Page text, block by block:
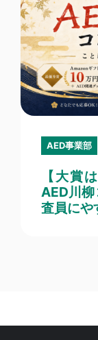
AED事業部
【大賞
AED川
査員にや